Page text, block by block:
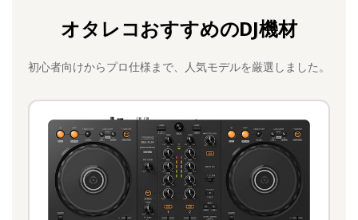
b
o
o
k
o
d
o
n
l
オタレコおすすめのDJ機材
初心者向けからプロ仕様まで、人気モデルを厳選しました。